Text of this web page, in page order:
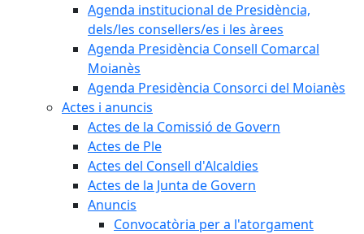
Agenda institucional de Presidència,
dels/les consellers/es i les àrees
Agenda Presidència Consell Comarcal
Moianès
Agenda Presidència Consorci del Moianès
Actes i anuncis
Actes de la Comissió de Govern
Actes de Ple
Actes del Consell d'Alcaldies
Actes de la Junta de Govern
Anuncis
Convocatòria per a l'atorgament